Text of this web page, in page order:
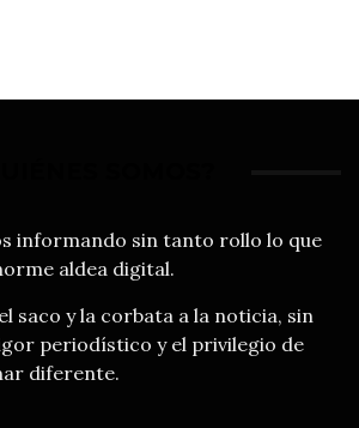
informando sin tanto rollo lo que
aldea digital.
saco y la corbata a la noticia, sin
periodístico y el privilegio de
diferente.